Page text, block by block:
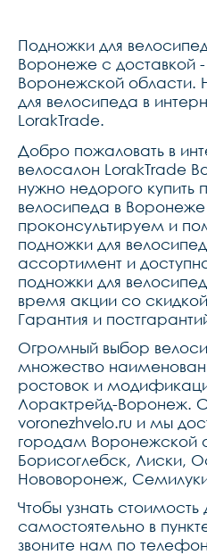
Подножки для
Воронеже с доставкой
Воронежской области.
для велосипеда в
LorakTrade.
Добро пожаловать в
велосалон LorakTrade
нужно недорого купить
велосипеда в
проконсультируем и
подножки для
ассортимент и
подножки для
время акции со
Гарантия и
Огромный выбор
множество
ростовок и
Лорактрейд-Воронеж.
voronezhvelo.ru и мы
городам Воронежской
Борисоглебск, Лиски,
Нововоронеж,
Чтобы узнать
самостоятельно в
звоните нам по